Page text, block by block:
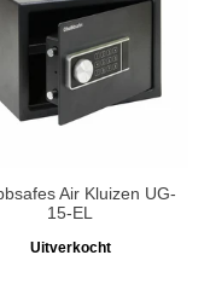
Air Kluizen UG-
15-EL
Uitverkocht